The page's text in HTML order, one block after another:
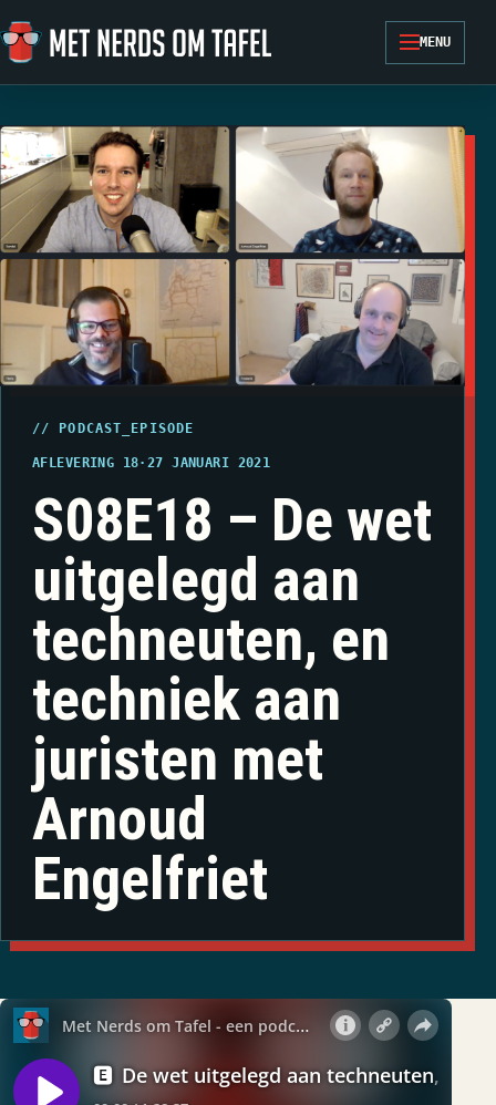
Ga naar de inhoud
MENU
// PODCAST_EPISODE
AFLEVERING 18· 27 JANUARI 2021
S08E18 – De wet
uitgelegd aan
techneuten, en
techniek aan
juristen met
Arnoud
Engelfriet